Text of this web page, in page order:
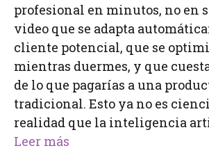
profesional en minutos, no en
video que se adapta
cliente potencial, que se
mientras duermes, y que
de lo que pagarías a una
tradicional. Esto ya no es
realidad que la inteligencia
Leer más